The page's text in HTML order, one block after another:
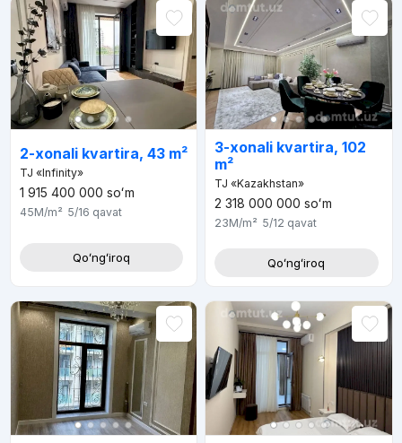
2-xonali kvartira, 43 m²
TJ «Infinity»
1 915 400 000 soʻm
45M/m² 5/16 qavat
Qoʻngʻiroq
3-xonali kvartira, 102
m²
TJ «Kazakhstan»
2 318 000 000 soʻm
23M/m² 5/12 qavat
Qoʻngʻiroq